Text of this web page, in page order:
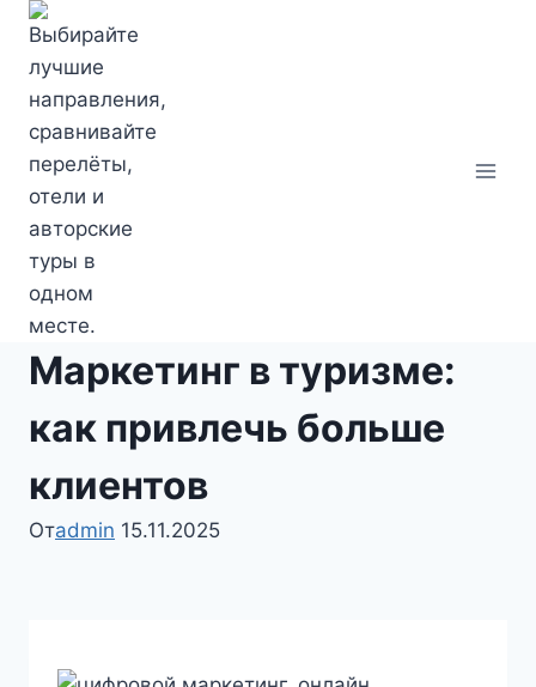
Перейти
содержимому
Маркетинг в туризме:
как привлечь больше
клиентов
Отadmin 15.11.2025